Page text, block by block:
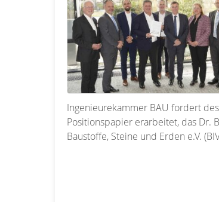
Ingenieurekammer BAU fordert
Positionspapier erarbeitet, das Dr.
Baustoffe, Steine und Erden e.V.